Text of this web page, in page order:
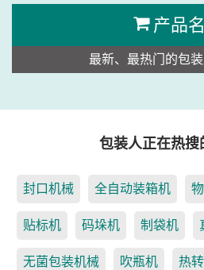
产品
最新、最热门的包
包装人正在热
封口机械 全自动装箱机
贴标机 码垛机 制袋机
无菌包装机械 吹瓶机 热